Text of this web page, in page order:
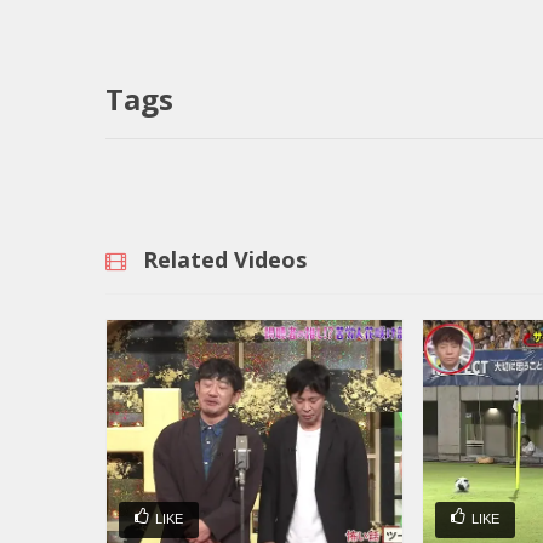
Tags
Related Videos
LIKE LIKE